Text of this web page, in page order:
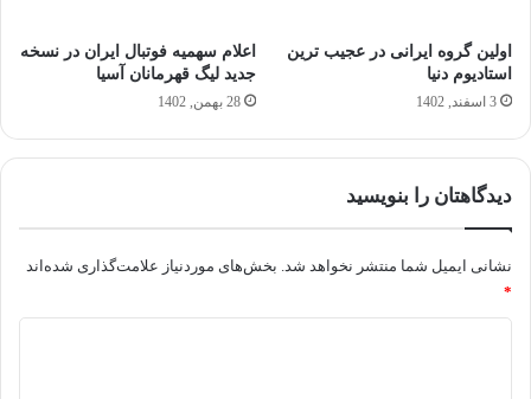
اولین گروه ایرانی در عجیب ترین
استادیوم دنیا
3 اسفند, 1402
اعلام سهمیه فوتبال ایران در نسخه
جدید لیگ قهرمانان آسیا
28 بهمن, 1402
دیدگاهتان را بنویسید
نشانی ایمیل شما منتشر نخواهد شد. بخش‌های موردنیاز علامت‌گذاری شده‌اند
*